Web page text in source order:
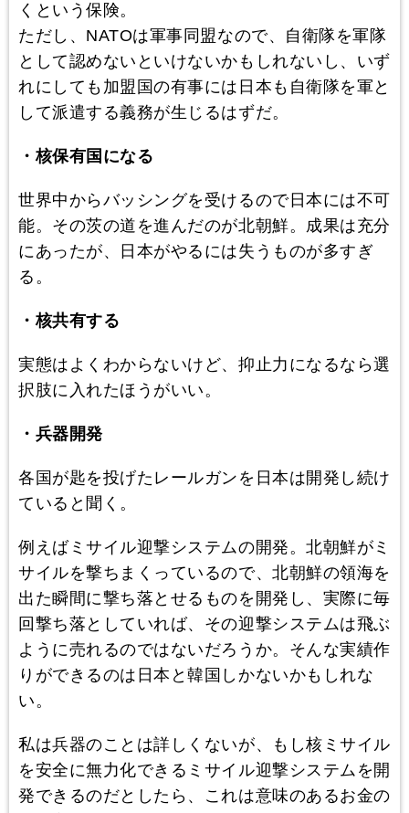
くという保険。
ただし、NATOは軍事同盟なので、自衛隊を軍隊
として認めないといけないかもしれないし、いず
れにしても加盟国の有事には日本も自衛隊を軍と
して派遣する義務が生じるはずだ。
・核保有国になる
世界中からバッシングを受けるので日本には不可
能。その茨の道を進んだのが北朝鮮。成果は充分
にあったが、日本がやるには失うものが多すぎ
る。
・核共有する
実態はよくわからないけど、抑止力になるなら選
択肢に入れたほうがいい。
・兵器開発
各国が匙を投げたレールガンを日本は開発し続け
ていると聞く。
例えばミサイル迎撃システムの開発。北朝鮮がミ
サイルを撃ちまくっているので、北朝鮮の領海を
出た瞬間に撃ち落とせるものを開発し、実際に毎
回撃ち落としていれば、その迎撃システムは飛ぶ
ように売れるのではないだろうか。そんな実績作
りができるのは日本と韓国しかないかもしれな
い。
私は兵器のことは詳しくないが、もし核ミサイル
を安全に無力化できるミサイル迎撃システムを開
発できるのだとしたら、これは意味のあるお金の